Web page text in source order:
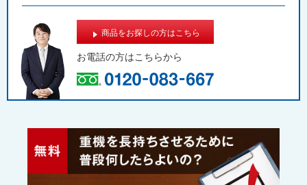
商品をお探しの方はこちら
お電話の方はこちらから